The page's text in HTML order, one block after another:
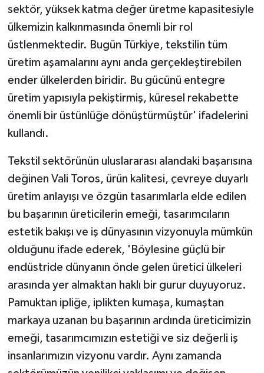
sektör, yüksek katma değer üretme kapasitesiyle
ülkemizin kalkınmasında önemli bir rol
üstlenmektedir. Bugün Türkiye, tekstilin tüm
üretim aşamalarını aynı anda gerçekleştirebilen
ender ülkelerden biridir. Bu gücünü entegre
üretim yapısıyla pekiştirmiş, küresel rekabette
önemli bir üstünlüğe dönüştürmüştür' ifadelerini
kullandı.
Tekstil sektörünün uluslararası alandaki başarısına
değinen Vali Toros, ürün kalitesi, çevreye duyarlı
üretim anlayışı ve özgün tasarımlarla elde edilen
bu başarının üreticilerin emeği, tasarımcıların
estetik bakışı ve iş dünyasının vizyonuyla mümkün
olduğunu ifade ederek, 'Böylesine güçlü bir
endüstride dünyanın önde gelen üretici ülkeleri
arasında yer almaktan haklı bir gurur duyuyoruz.
Pamuktan ipliğe, iplikten kumaşa, kumaştan
markaya uzanan bu başarının ardında üreticimizin
emeği, tasarımcımızın estetiği ve siz değerli iş
insanlarımızın vizyonu vardır. Aynı zamanda